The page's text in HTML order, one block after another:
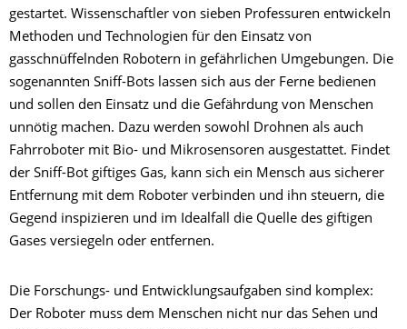
gestartet. Wissenschaftler von sieben Professuren entwickeln
Methoden und Technologien für den Einsatz von
gasschnüffelnden Robotern in gefährlichen Umgebungen. Die
sogenannten Sniff-Bots lassen sich aus der Ferne bedienen
und sollen den Einsatz und die Gefährdung von Menschen
unnötig machen. Dazu werden sowohl Drohnen als auch
Fahrroboter mit Bio- und Mikrosensoren ausgestattet. Findet
der Sniff-Bot giftiges Gas, kann sich ein Mensch aus sicherer
Entfernung mit dem Roboter verbinden und ihn steuern, die
Gegend inspizieren und im Idealfall die Quelle des giftigen
Gases versiegeln oder entfernen.
Die Forschungs- und Entwicklungsaufgaben sind komplex:
Der Roboter muss dem Menschen nicht nur das Sehen und